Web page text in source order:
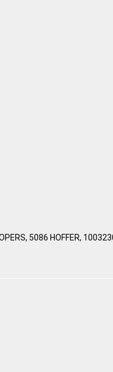
5086 HOFFER,